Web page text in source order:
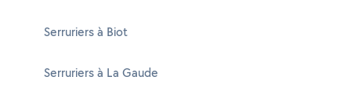
Serruriers à Biot
Serruriers à La Gaude